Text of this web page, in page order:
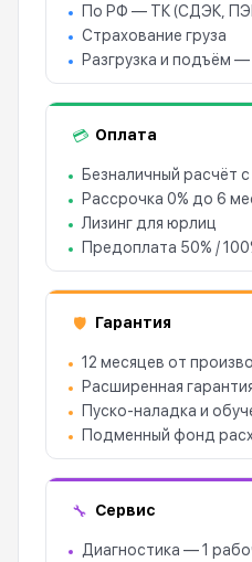
По РФ — ТК (СДЭК,
Страхование груза
Разгрузка и подъём
💳 Оплата
Безналичный расчёт
Рассрочка 0% до 6
Лизинг для юрлиц
Предоплата 50% /
🛡 Гарантия
12 месяцев от
Расширенная
Пуско-наладка и
Подменный фонд
🔧 Сервис
Диагностика — 1